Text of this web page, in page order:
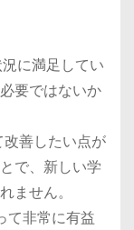
に満足してい
要ではないか
善したい点が
で、新しい学
ません。
て非常に有益